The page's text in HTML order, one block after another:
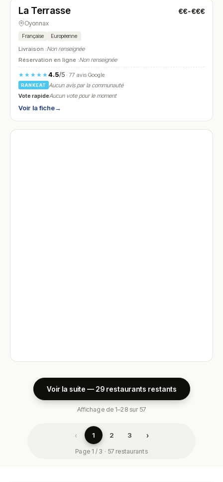
N° 28
La Terrasse €€-€€€
Oyonnax
Française Européenne
Livraison :Non renseignée
Réservation en ligne :Non renseignée
★★★★★4.5/5· 77 avis Google
RANKEAT
Aucun avis par la communauté
Vote rapideAucun vote pour le moment
Voir la fiche→
Voir la suite — 29 restaurants restants
Affichage de 1–28 sur 57
‹ 1 2 3 ›
Page 1 / 3 · 57 restaurants